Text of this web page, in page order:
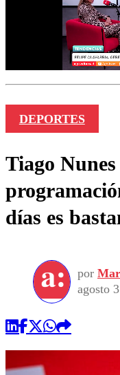
DEPORTES
Tiago
días es
por
agosto